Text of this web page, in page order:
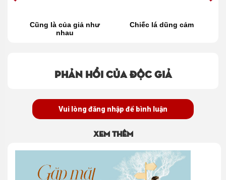
Cũng là của giả như
nhau
Chiếc lá dũng cảm
Phản hồi của độc giả
Vui lòng đăng nhập để bình luận
Xem thêm